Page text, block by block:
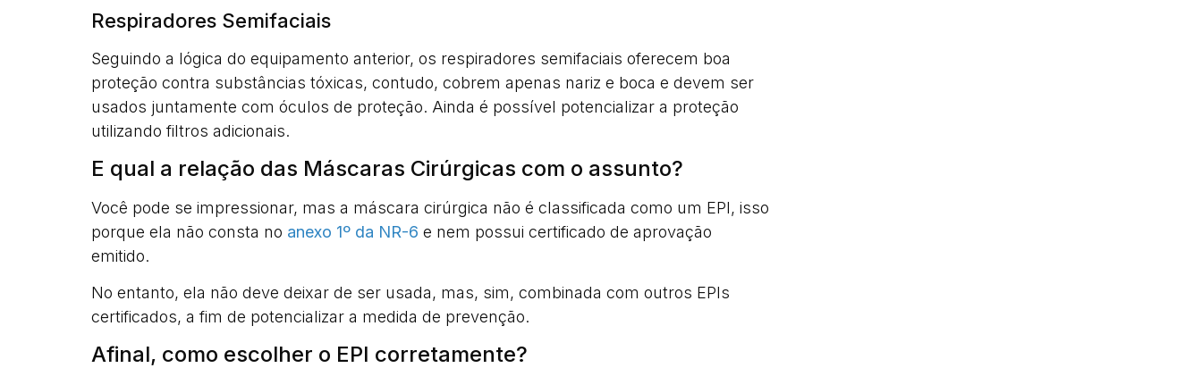
Respiradores Semifaciais
Seguindo a lógica do equipamento anterior, os respiradores semifaciais oferecem boa
proteção contra substâncias tóxicas, contudo, cobrem apenas nariz e boca e devem ser
usados juntamente com óculos de proteção. Ainda é possível potencializar a proteção
utilizando filtros adicionais.
E qual a relação das Máscaras Cirúrgicas com o assunto?
Você pode se impressionar, mas a máscara cirúrgica não é classificada como um EPI, isso
porque ela não consta no anexo 1º da NR-6 e nem possui certificado de aprovação
emitido.
No entanto, ela não deve deixar de ser usada, mas, sim, combinada com outros EPIs
certificados, a fim de potencializar a medida de prevenção.
Afinal, como escolher o EPI corretamente?